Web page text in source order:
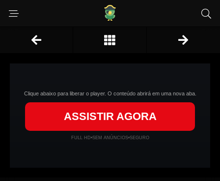
Clique abaixo para liberar o player. O conteúdo abrirá em uma nova aba.
ASSISTIR AGORA
FULL HD•SEM ANÚNCIOS•SEGURO